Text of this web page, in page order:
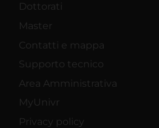
Dottorati
Master
Contatti e mappa
Supporto tecnico
Area Amministrativa
MyUnivr
Privacy policy